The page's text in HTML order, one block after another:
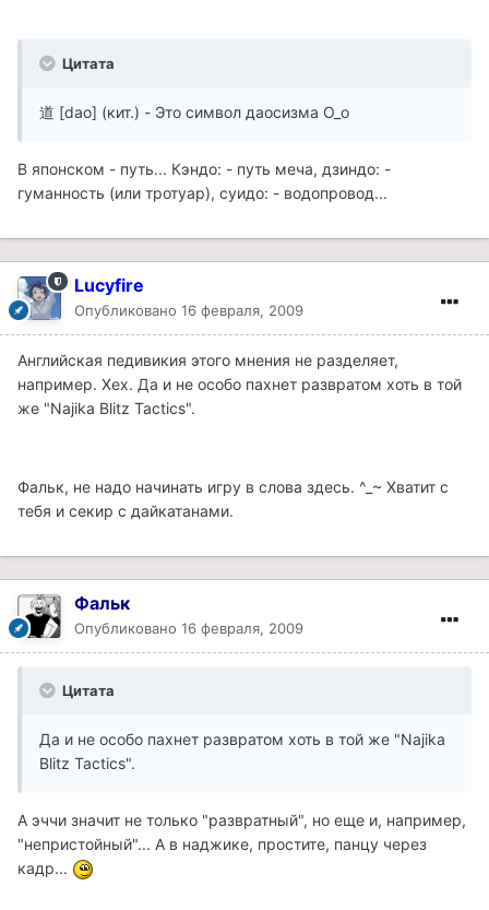
Цитата
道 [dаo] (кит.) - Это символ даосизма О_о
В японском - путь... Кэндо: - путь меча, дзиндо: -
гуманность (или тротуар), суидо: - водопровод...
Lucyfire
Опубликовано 16 февраля, 2009
Английская педивикия этого мнения не разделяет,
например. Хех. Да и не особо пахнет развратом хоть в той
же "Najika Blitz Tactics".
Фальк, не надо начинать игру в слова здесь. ^_~ Хватит с
тебя и секир с дайкатанами.
Фальк
Опубликовано 16 февраля, 2009
Цитата
Да и не особо пахнет развратом хоть в той же "Najika
Blitz Tactics".
А эччи значит не только "развратный", но еще и, например,
"непристойный"... А в наджике, простите, панцу через
кадр...